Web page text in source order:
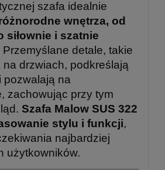
szafa idealnie
wnętrza, od
siłownie i szatnie
Przemyślane detale, takie
na drzwiach, podkreślają
pozwalają na
zachowując przy tym
Szafa Malow SUS 322
stylu i funkcji,
najbardziej
użytkowników.